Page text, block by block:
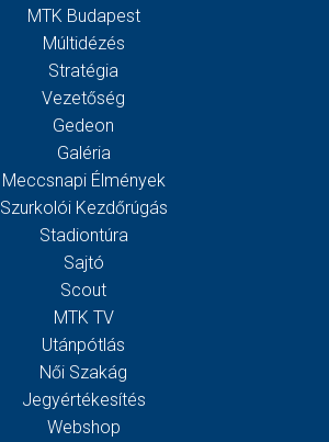
MTK Budapest
Múltidézés
Stratégia
Vezetőség
Gedeon
Galéria
Meccsnapi Élmények
Szurkolói Kezdőrúgás
Stadiontúra
Sajtó
Scout
MTK TV
Utánpótlás
Női Szakág
Jegyértékesítés
Webshop